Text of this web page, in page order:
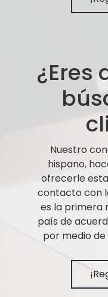
¿Eres
Nuestro
hispano,
ofrecerle
contacto con
es la primera
país de
por medio de